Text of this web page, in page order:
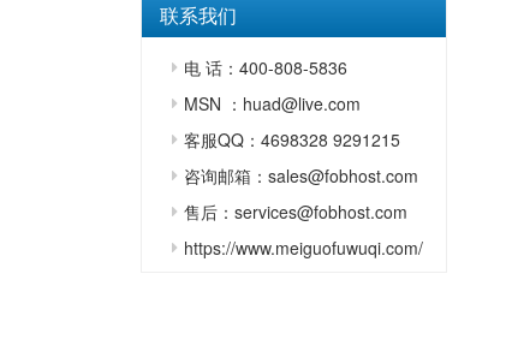
联系我们
电 话：400-808-5836
MSN ：huad@live.com
客服QQ：4698328 9291215
咨询邮箱：sales@fobhost.com
售后：services@fobhost.com
https://www.meiguofuwuqi.com/